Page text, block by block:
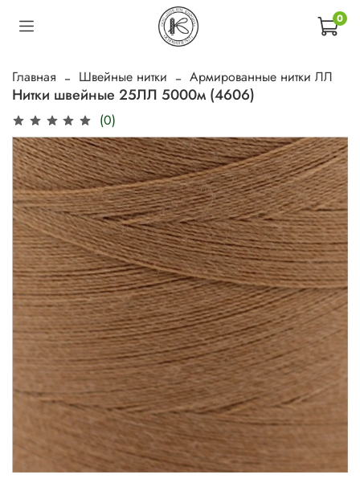
0
Главная Швейные нитки Армированные нитки ЛЛ
Нитки швейные 25ЛЛ 5000м (4606)
(0)